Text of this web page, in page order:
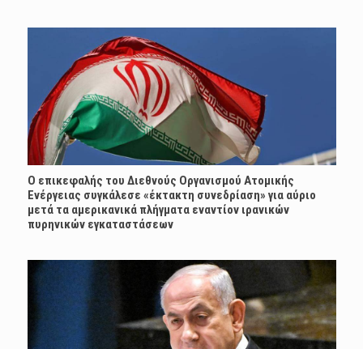
Ο επικεφαλής του Διεθνούς Οργανισμού Ατομικής
Ενέργειας συγκάλεσε «έκτακτη συνεδρίαση» για αύριο
μετά τα αμερικανικά πλήγματα εναντίον ιρανικών
πυρηνικών εγκαταστάσεων